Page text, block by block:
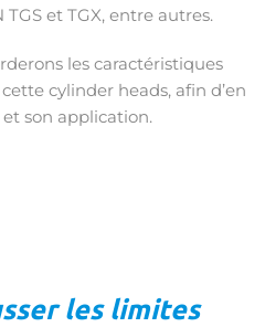
et TGX, entre autres.
les caractéristiques
cylinder heads, afin d’en
son application.
les limites